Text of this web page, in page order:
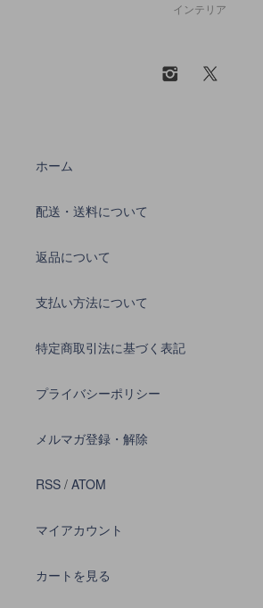
インテリア
ホーム
配送・送料について
返品について
支払い方法について
特定商取引法に基づく表記
プライバシーポリシー
メルマガ登録・解除
RSS / ATOM
マイアカウント
カートを見る